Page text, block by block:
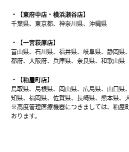
【東府中店・横浜瀬谷店】
千葉県、東京都、神奈川県、沖縄県
【一宮萩原店】
富山県、石川県、福井県、岐阜県、静岡県
都府、大阪府、兵庫県、奈良県、和歌山県
【粕屋町店】
鳥取県、島根県、岡山県、広島県、山口県
知県、福岡県、佐賀県、長崎県、熊本県、
※高度管理医療機器につきましては、粕屋
おります。